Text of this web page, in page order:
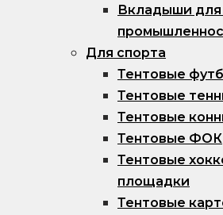
Вкладыши
Для спорта
Тентовые
Тентовые
Тентовые
Тентовые ФОК
Тентовые
площадки
Тентовые